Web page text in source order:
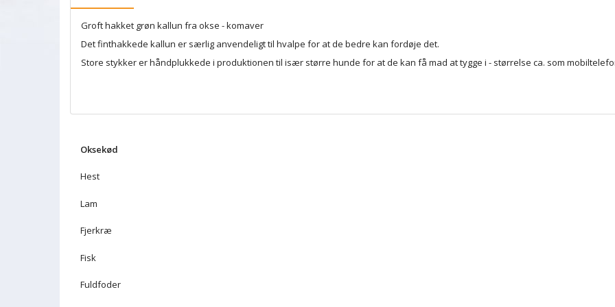
Groft hakket grøn kallun fra okse - komaver
Det finthakkede kallun er særlig anvendeligt til hvalpe for at de bedre kan fordøje det.
Store stykker er håndplukkede i produktionen til især større hunde for at de kan få mad at tygge i - størrelse ca. som
Oksekød
Hest
Lam
Fjerkræ
Fisk
Fuldfoder